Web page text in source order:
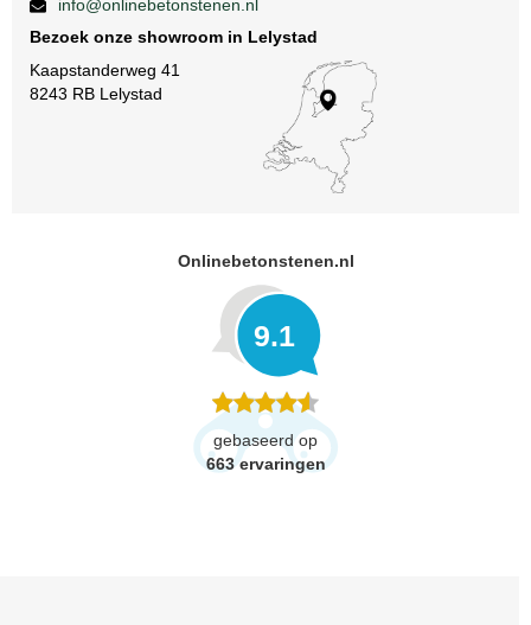
info@onlinebetonstenen.nl
Bezoek onze showroom in Lelystad
Kaapstanderweg 41
8243 RB Lelystad
Onlinebetonstenen.nl
9.1
gebaseerd op
663 ervaringen